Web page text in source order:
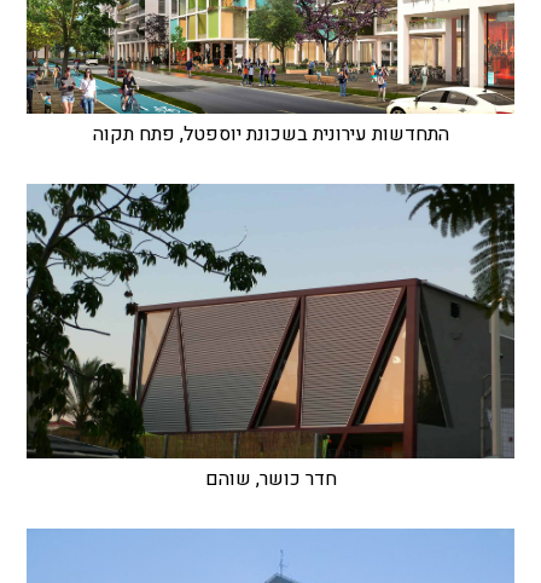
התחדשות עירונית בשכונת יוספטל, פתח תקוה
חדר כושר, שוהם